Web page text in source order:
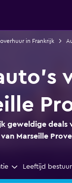
in Frankrijk
geweldige deals
Marseille
Leeftijd